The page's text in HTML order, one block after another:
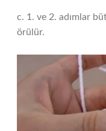
c. 1. ve 2. adımlar
örülür.